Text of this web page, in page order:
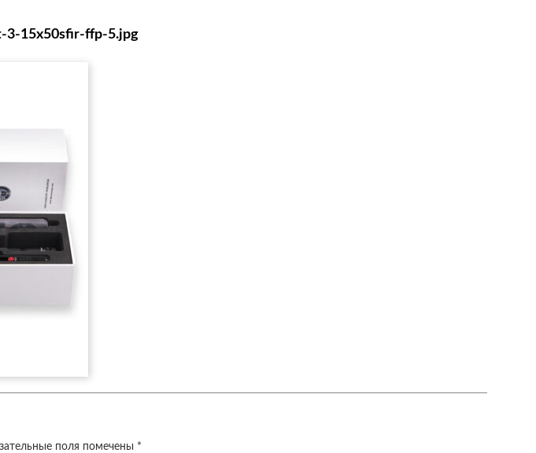
3-15x50sfir-ffp-5.jpg
поля помечены *